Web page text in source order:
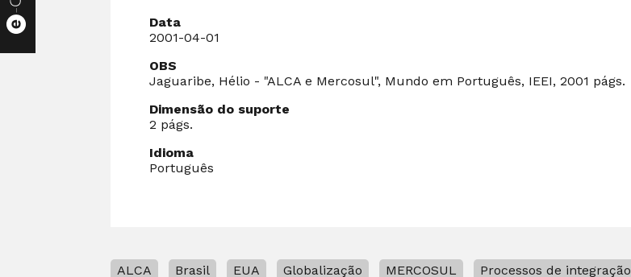
Data
2001-04-01
OBS
Jaguaribe, Hélio - "ALCA e Mercosul", Mundo em Português, IEEI, 2001 págs.
Dimensão do suporte
2 págs.
Idioma
Português
ALCA Brasil EUA Globalização MERCOSUL Processos de integração